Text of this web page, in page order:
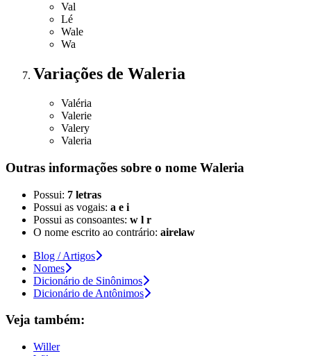
Val
Lé
Wale
Wa
Variações de Waleria
Valéria
Valerie
Valery
Valeria
Outras informações sobre o nome Waleria
Possui: 7 letras
Possui as vogais: a e i
Possui as consoantes: w l r
O nome escrito ao contrário: airelaw
Blog / Artigos
Nomes
Dicionário de Sinônimos
Dicionário de Antônimos
Veja também:
Willer